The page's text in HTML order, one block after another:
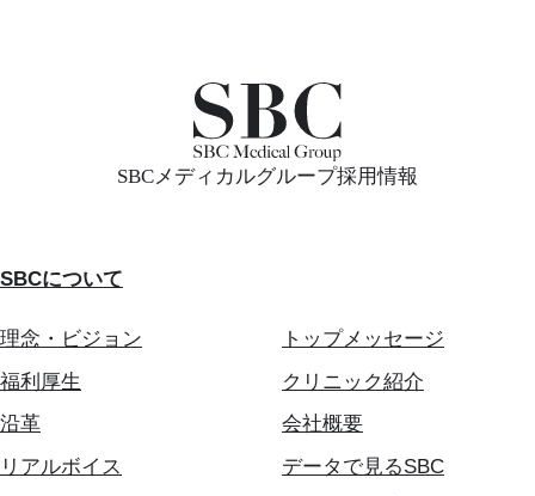
SBCメディカルグループ採用情報
SBCについて
理念・ビジョン
トップメッセージ
福利厚生
クリニック紹介
沿革
会社概要
リアルボイス
データで見るSBC